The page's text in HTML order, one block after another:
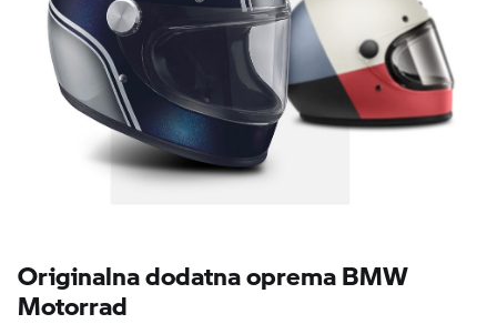
Originalna dodatna oprema BMW
Motorrad